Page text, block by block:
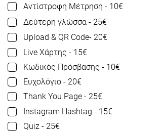
Αντίστροφη Μέτρηση - 10€
Δεύτερη γλώσσα - 25€
Upload & QR Code- 20€
Live Χάρτης - 15€
Κωδικός Πρόσβασης - 10€
Ευχολόγιο - 20€
Thank You Page - 25€
Instagram Hashtag - 15€
Quiz - 25€